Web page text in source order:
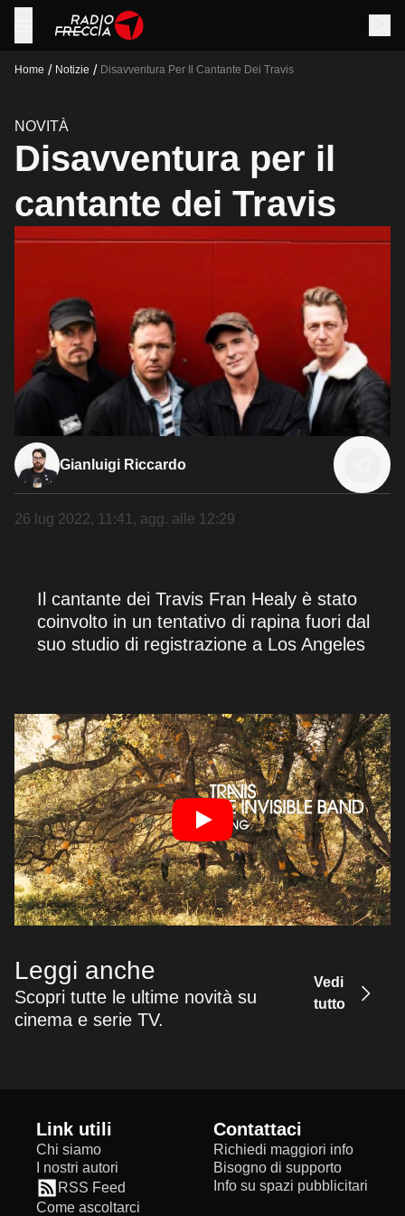
Home / Notizie / Disavventura Per Il Cantante Dei Travis
NOVITÀ
Disavventura per il
cantante dei Travis
Gianluigi Riccardo
26 lug 2022, 11:41 , agg. alle 12:29
Il cantante dei Travis Fran Healy è stato
coinvolto in un tentativo di rapina fuori dal
suo studio di registrazione a Los Angeles
Leggi anche
Scopri tutte le ultime novità su
cinema e serie TV.
Vedi
tutto
Link utili
Chi siamo
I nostri autori
RSS Feed
Come ascoltarci
Contattaci
Richiedi maggiori info
Bisogno di supporto
Info su spazi pubblicitari